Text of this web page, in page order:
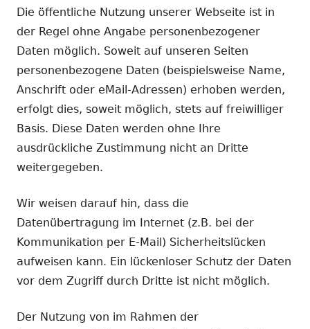
Die öffentliche Nutzung unserer Webseite ist in
der Regel ohne Angabe personenbezogener
Daten möglich. Soweit auf unseren Seiten
personenbezogene Daten (beispielsweise Name,
Anschrift oder eMail-Adressen) erhoben werden,
erfolgt dies, soweit möglich, stets auf freiwilliger
Basis. Diese Daten werden ohne Ihre
ausdrückliche Zustimmung nicht an Dritte
weitergegeben.
Wir weisen darauf hin, dass die
Datenübertragung im Internet (z.B. bei der
Kommunikation per E-Mail) Sicherheitslücken
aufweisen kann. Ein lückenloser Schutz der Daten
vor dem Zugriff durch Dritte ist nicht möglich.
Der Nutzung von im Rahmen der